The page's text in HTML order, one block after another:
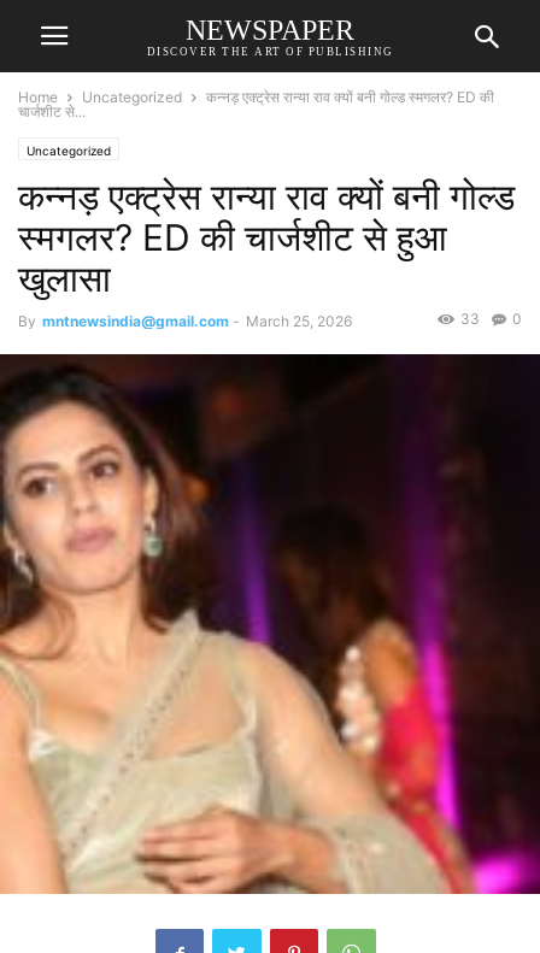
NEWSPAPER
DISCOVER THE ART OF PUBLISHING
Home Uncategorized
कन्नड़ एक्ट्रेस रान्या राव क्यों बनी गोल्ड स्मगलर? ED की
चार्जशीट से...
Uncategorized
कन्नड़ एक्ट्रेस रान्या राव क्यों बनी गोल्ड
स्मगलर? ED की चार्जशीट से हुआ
खुलासा
By mntnewsindia@gmail.com - March 25, 2026 0
33